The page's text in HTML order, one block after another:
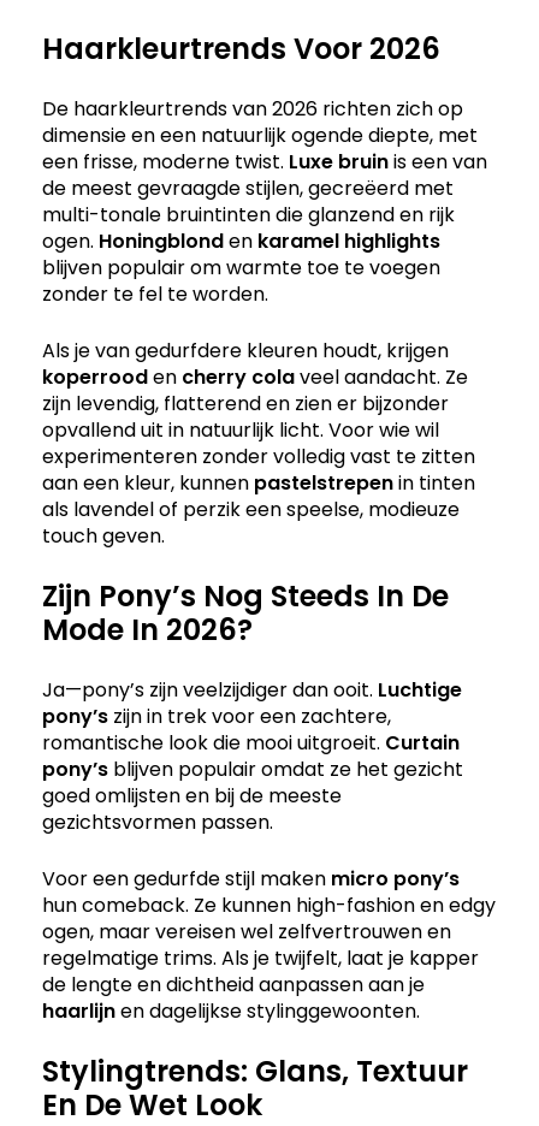
Haarkleurtrends Voor 2026
De haarkleurtrends van 2026 richten zich op
dimensie en een natuurlijk ogende diepte, met
een frisse, moderne twist. Luxe bruinis een van
de meest gevraagde stijlen, gecreëerd met
multi-tonale bruintinten die glanzend en rijk
ogen. Honingblonden karamel highlights
blijven populair om warmte toe te voegen
zonder te fel te worden.
Als je van gedurfdere kleuren houdt, krijgen
koperrooden cherry colaveel aandacht. Ze
zijn levendig, flatterend en zien er bijzonder
opvallend uit in natuurlijk licht. Voor wie wil
experimenteren zonder volledig vast te zitten
aan een kleur, kunnen pastelstrepenin tinten
als lavendel of perzik een speelse, modieuze
touch geven.
Zijn Pony’s Nog Steeds In De
Mode In 2026?
Ja—pony’s zijn veelzijdiger dan ooit. Luchtige
pony’s zijn in trek voor een zachtere,
romantische look die mooi uitgroeit. Curtain
pony’s blijven populair omdat ze het gezicht
goed omlijsten en bij de meeste
gezichtsvormen passen.
Voor een gedurfde stijl maken micro pony’s
hun comeback. Ze kunnen high-fashion en edgy
ogen, maar vereisen wel zelfvertrouwen en
regelmatige trims. Als je twijfelt, laat je kapper
de lengte en dichtheid aanpassen aan je
haarlijnen dagelijkse stylinggewoonten.
Stylingtrends: Glans, Textuur
En De Wet Look